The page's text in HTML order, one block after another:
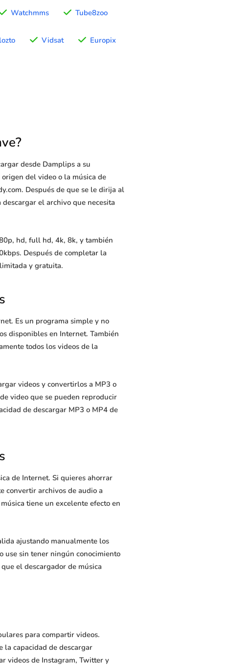
Watchmms Tube8zoo
Vidsat Europix
desde Damplips a su
del video o la música de
Después de que se le dirija al
el archivo que necesita
hd, full hd, 4k, 8k, y también
Después de completar la
y gratuita.
Es un programa simple y no
disponibles en Internet. También
todos los videos de la
videos y convertirlos a MP3 o
video que se pueden reproducir
de descargar MP3 o MP4 de
de Internet. Si quieres ahorrar
convertir archivos de audio a
tiene un excelente efecto en
ajustando manualmente los
use sin tener ningún conocimiento
el descargador de música
para compartir videos.
la capacidad de descargar
videos de Instagram, Twitter y